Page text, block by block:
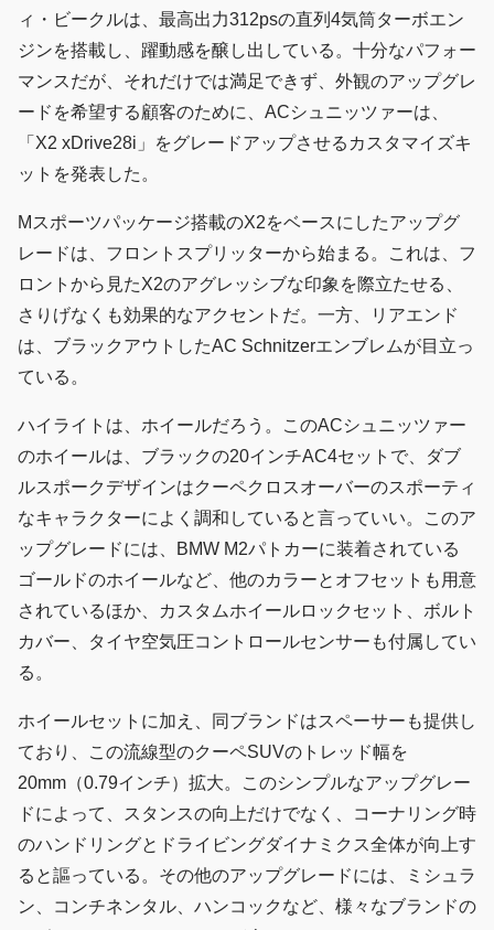
ィ・ビークルは、最高出力312psの直列4気筒ターボエン
ジンを搭載し、躍動感を醸し出している。十分なパフォー
マンスだが、それだけでは満足できず、外観のアップグレ
ードを希望する顧客のために、ACシュニッツァーは、
「X2 xDrive28i」をグレードアップさせるカスタマイズキ
ットを発表した。
Mスポーツパッケージ搭載のX2をベースにしたアップグ
レードは、フロントスプリッターから始まる。これは、フ
ロントから見たX2のアグレッシブな印象を際立たせる、
さりげなくも効果的なアクセントだ。一方、リアエンド
は、ブラックアウトしたAC Schnitzerエンブレムが目立っ
ている。
ハイライトは、ホイールだろう。このACシュニッツァー
のホイールは、ブラックの20インチAC4セットで、ダブ
ルスポークデザインはクーペクロスオーバーのスポーティ
なキャラクターによく調和していると言っていい。このア
ップグレードには、BMW M2パトカーに装着されている
ゴールドのホイールなど、他のカラーとオフセットも用意
されているほか、カスタムホイールロックセット、ボルト
カバー、タイヤ空気圧コントロールセンサーも付属してい
る。
ホイールセットに加え、同ブランドはスペーサーも提供し
ており、この流線型のクーペSUVのトレッド幅を
20mm（0.79インチ）拡大。このシンプルなアップグレー
ドによって、スタンスの向上だけでなく、コーナリング時
のハンドリングとドライビングダイナミクス全体が向上す
ると謳っている。その他のアップグレードには、ミシュラ
ン、コンチネンタル、ハンコックなど、様々なブランドの